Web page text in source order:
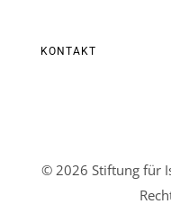
KONTAKT
© 2026 Stiftung für